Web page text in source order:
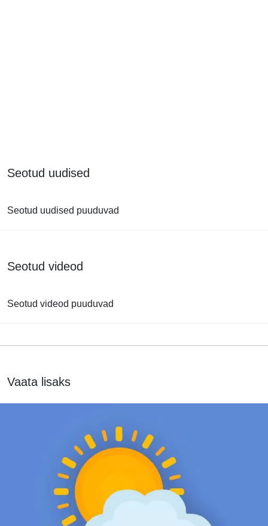
Seotud uudised
Seotud uudised puuduvad
Seotud videod
Seotud videod puuduvad
Vaata lisaks